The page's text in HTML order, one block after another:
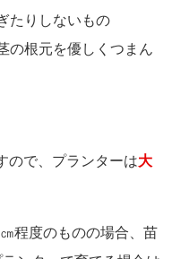
たりしないもの
の根元を優しくつまん
ので、プランターは大
程度のものの場合、苗